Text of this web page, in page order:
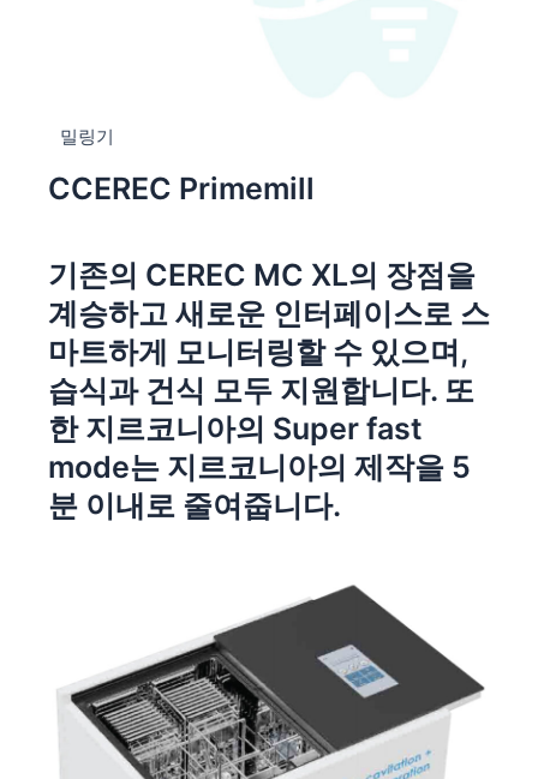
밀링기
CCEREC Primemill
기존의 CEREC MC XL의 장점을
계승하고 새로운 인터페이스로 스
마트하게 모니터링할 수 있으며,
습식과 건식 모두 지원합니다. 또
한 지르코니아의 Super fast
mode는 지르코니아의 제작을 5
분 이내로 줄여줍니다.